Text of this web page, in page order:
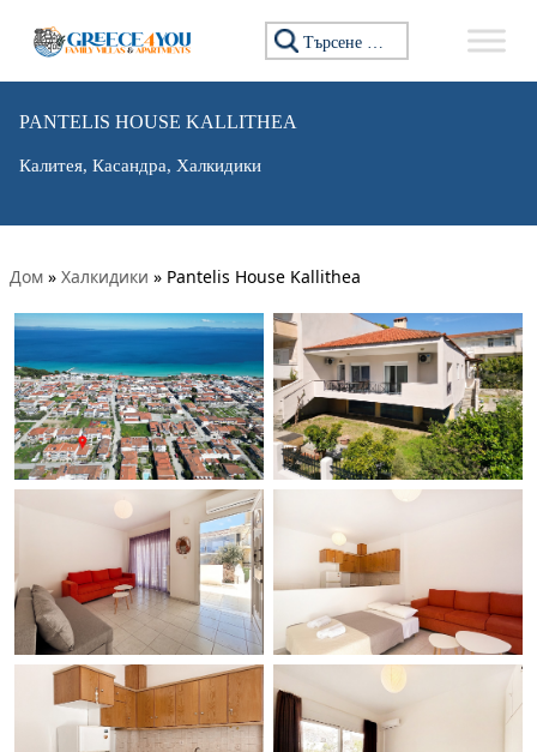
Търсене за:
PANTELIS HOUSE KALLITHEA
Калитея, Касандра, Халкидики
Дом » Халкидики » Pantelis House Kallithea